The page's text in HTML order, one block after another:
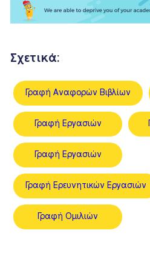
Σχετικά:
Γραφή Αναφορών Βιβλίων
Γραφή Εργασιών
Γραφή Εργασιών
Γραφή Ερευνητικών Εργασιών
Γραφή Ομιλιών